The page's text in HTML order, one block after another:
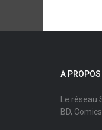
A
Le
BD,